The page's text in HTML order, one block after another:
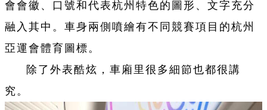
會會徽、口號和代表杭州特色的圖形、文字充分
融入其中。車身兩側噴繪有不同競賽項目的杭州
亞運會體育圖標。
除了外表酷炫，車廂里很多細節也都很講
究。